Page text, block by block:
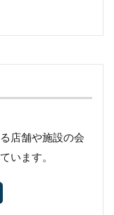
店舗や施設の会
います。